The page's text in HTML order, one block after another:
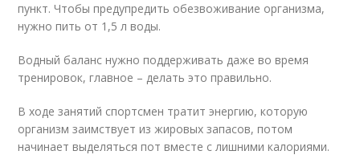
пункт. Чтобы предупредить обезвоживание организма,
нужно пить от 1,5 л воды.
Водный баланс нужно поддерживать даже во время
тренировок, главное – делать это правильно.
В ходе занятий спортсмен тратит энергию, которую
организм заимствует из жировых запасов, потом
начинает выделяться пот вместе с лишними калориями.